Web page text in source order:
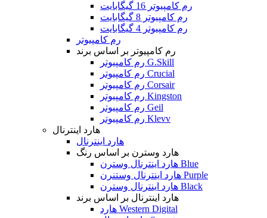
رم کامپیوتر 16 گیگابایت
رم کامپیوتر 8 گیگابایت
رم کامپیوتر 4 گیگابایت
رم کامپیوتر
رم کامپیوتر بر اساس برند
رم کامپیوتر G.Skill
رم کامپیوتر Crucial
رم کامپیوتر Corsair
رم کامپیوتر Kingston
رم کامپیوتر Geil
رم کامپیوتر Klevv
هارد اینترنال
هارد اینترنال
هارد وسترن بر اساس رنگ
هارد اینترنال وسترن Blue
هارد اینترنال وستنرن Purple
هارد اینترنال وسترن Black
هارد اینترنال بر اساس برند
هارد Western Digital